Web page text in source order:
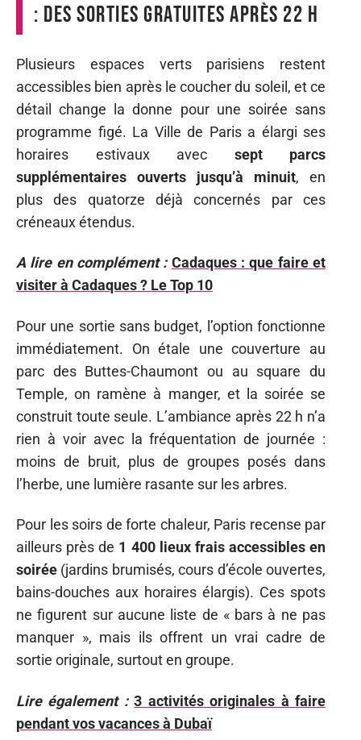
: des sorties gratuites après 22 h
Plusieurs espaces verts parisiens restent
accessibles bien après le coucher du soleil, et ce
détail change la donne pour une soirée sans
programme figé. La Ville de Paris a élargi ses
horaires estivaux avec sept parcs
supplémentaires ouverts jusqu’à minuit, en
plus des quatorze déjà concernés par ces
créneaux étendus.
A lire en complément : Cadaques : que faire et
visiter à Cadaques ? Le Top 10
Pour une sortie sans budget, l’option fonctionne
immédiatement. On étale une couverture au
parc des Buttes-Chaumont ou au square du
Temple, on ramène à manger, et la soirée se
construit toute seule. L’ambiance après 22 h n’a
rien à voir avec la fréquentation de journée :
moins de bruit, plus de groupes posés dans
l’herbe, une lumière rasante sur les arbres.
Pour les soirs de forte chaleur, Paris recense par
ailleurs près de 1 400 lieux frais accessibles en
soirée (jardins brumisés, cours d’école ouvertes,
bains-douches aux horaires élargis). Ces spots
ne figurent sur aucune liste de « bars à ne pas
manquer », mais ils offrent un vrai cadre de
sortie originale, surtout en groupe.
Lire également : 3 activités originales à faire
pendant vos vacances à Dubaï